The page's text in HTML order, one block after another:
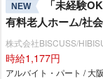
NEW
「未経験
有料老人ホーム/社
株式会社BISCUSS/
時給1,177円
アルバイト・パート / 大